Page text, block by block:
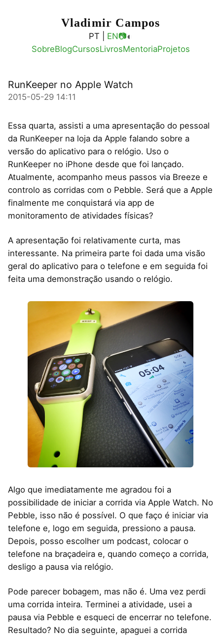
Vladimir Campos
PT | EN📷◐
SobreBlogCursosLivrosMentoriaProjetos
RunKeeper no Apple Watch
2015-05-29 14:11
Essa quarta, assisti a uma apresentação do pessoal
da RunKeeper na loja da Apple falando sobre a
versão do aplicativo para o relógio. Uso o
RunKeeper no iPhone desde que foi lançado.
Atualmente, acompanho meus passos via Breeze e
controlo as corridas com o Pebble. Será que a Apple
finalmente me conquistará via app de
monitoramento de atividades físicas?
A apresentação foi relativamente curta, mas
interessante. Na primeira parte foi dada uma visão
geral do aplicativo para o telefone e em seguida foi
feita uma demonstração usando o relógio.
Algo que imediatamente me agradou foi a
possibilidade de iniciar a corrida via Apple Watch. No
Pebble, isso não é possível. O que faço é iniciar via
telefone e, logo em seguida, pressiono a pausa.
Depois, posso escolher um podcast, colocar o
telefone na braçadeira e, quando começo a corrida,
desligo a pausa via relógio.
Pode parecer bobagem, mas não é. Uma vez perdi
uma corrida inteira. Terminei a atividade, usei a
pausa via Pebble e esqueci de encerrar no telefone.
Resultado? No dia seguinte, apaguei a corrida